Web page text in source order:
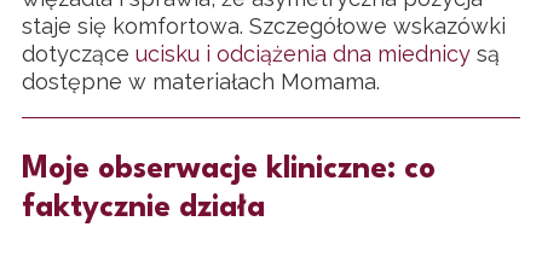
staje się komfortowa. Szczegółowe wskazówki
dotyczące ucisku i odciążenia dna miednicy są
dostępne w materiałach Momama.
Moje obserwacje kliniczne: co
faktycznie działa